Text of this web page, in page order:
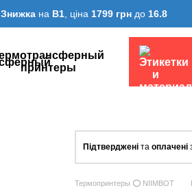
на B1 , ціна 1799 грн до 16.8
принтеры
Підтверджені та оплачені
Термопринтеры ⭕ NIIMBOT